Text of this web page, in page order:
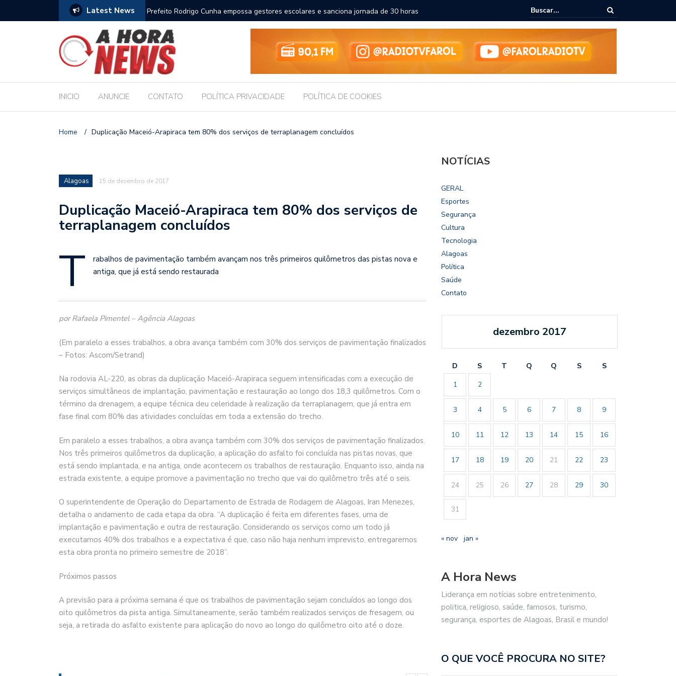
Latest News
escolares e sanciona jornada de 30 horas
Escola Massa transforma a educação e amplia horizontes para estudantes da rede
pública de Maceió
Chico Filho destaca potencial esportivo, turístico e econômico da Maratona
Internacional de Maceió
INICIO ANUNCIE CONTATO POLÍTICA PRIVACIDADE POLÍTICA DE COOKIES
Home / Duplicação Maceió-Arapiraca tem 80% dos serviços de terraplanagem concluídos
Alagoas 15 de dezembro de 2017
Duplicação Maceió-Arapiraca tem 80% dos serviços de
terraplanagem concluídos
T
rabalhos de pavimentação também avançam nos três primeiros quilômetros das pistas nova e
antiga, que já está sendo restaurada
por Rafaela Pimentel – Agência Alagoas
(Em paralelo a esses trabalhos, a obra avança também com 30% dos serviços de pavimentação finalizados
– Fotos: Ascom/Setrand)
Na rodovia AL-220, as obras da duplicação Maceió-Arapiraca seguem intensificadas com a execução de
serviços simultâneos de implantação, pavimentação e restauração ao longo dos 18,3 quilômetros. Com o
término da drenagem, a equipe técnica deu celeridade à realização da terraplanagem, que já entra em
fase final com 80% das atividades concluídas em toda a extensão do trecho.
Em paralelo a esses trabalhos, a obra avança também com 30% dos serviços de pavimentação finalizados.
Nos três primeiros quilômetros da duplicação, a aplicação do asfalto foi concluída nas pistas novas, que
está sendo implantada, e na antiga, onde acontecem os trabalhos de restauração. Enquanto isso, ainda na
estrada existente, a equipe promove a pavimentação no trecho que vai do quilômetro três até o seis.
O superintendente de Operação do Departamento de Estrada de Rodagem de Alagoas, Iran Menezes,
detalha o andamento de cada etapa da obra. “A duplicação é feita em diferentes fases, uma de
implantação e pavimentação e outra de restauração. Considerando os serviços como um todo já
executamos 40% dos trabalhos e a expectativa é que, caso não haja nenhum imprevisto, entregaremos
esta obra pronta no primeiro semestre de 2018”.
Próximos passos
A previsão para a próxima semana é que os trabalhos de pavimentação sejam concluídos ao longo dos
oito quilômetros da pista antiga. Simultaneamente, serão também realizados serviços de fresagem, ou
seja, a retirada do asfalto existente para aplicação do novo ao longo do quilômetro oito até o doze.
NOTÍCIAS
GERAL
Esportes
Segurança
Cultura
Tecnologia
Alagoas
Política
Saúde
Contato
dezembro 2017
D S T Q Q S
S
1
2
3 4 5 6 7 8 9
10 11 12 13 14 15 16
17 18 19 20 21 22 23
24 25 26 27 28 29 30
31
« nov jan »
A Hora News
Liderança em notícias sobre entretenimento,
politica, religioso, saúde, famosos, turismo,
segurança, esportes de Alagoas, Brasil e mundo!
O QUE VOCÊ PROCURA NO SITE?